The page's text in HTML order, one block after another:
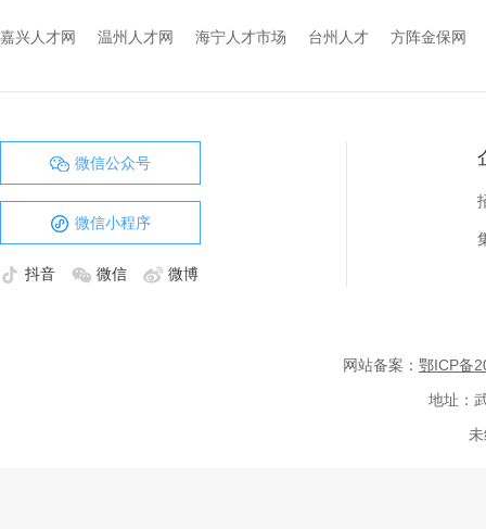
嘉兴人才网 温州人才网 海宁人才市场 台州人才 方阵金保网
微信公众号
微信小程序
抖音 微信 微博
网站备案： 鄂ICP备
地址：